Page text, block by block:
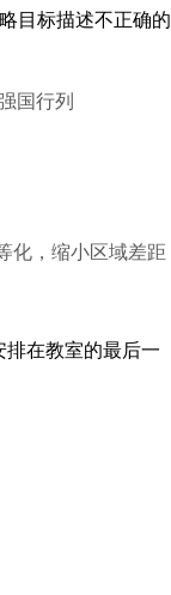
目标描述不正确的
国行列
化，缩小区域差距
在教室的最后一